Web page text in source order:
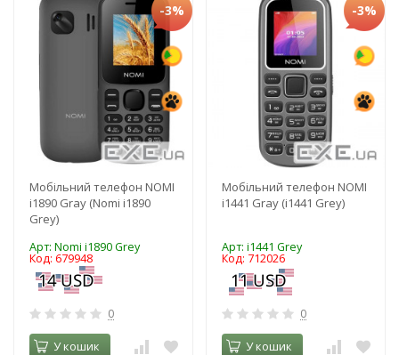
-3%
Мобільний телефон NOMI
i1890 Gray (Nomi i1890
Grey)
Арт: Nomi i1890 Grey
Код: 679948
0
У кошик
-3%
Мобільний телефон NOMI
i1441 Gray (i1441 Grey)
Арт: i1441 Grey
Код: 712026
0
У кошик